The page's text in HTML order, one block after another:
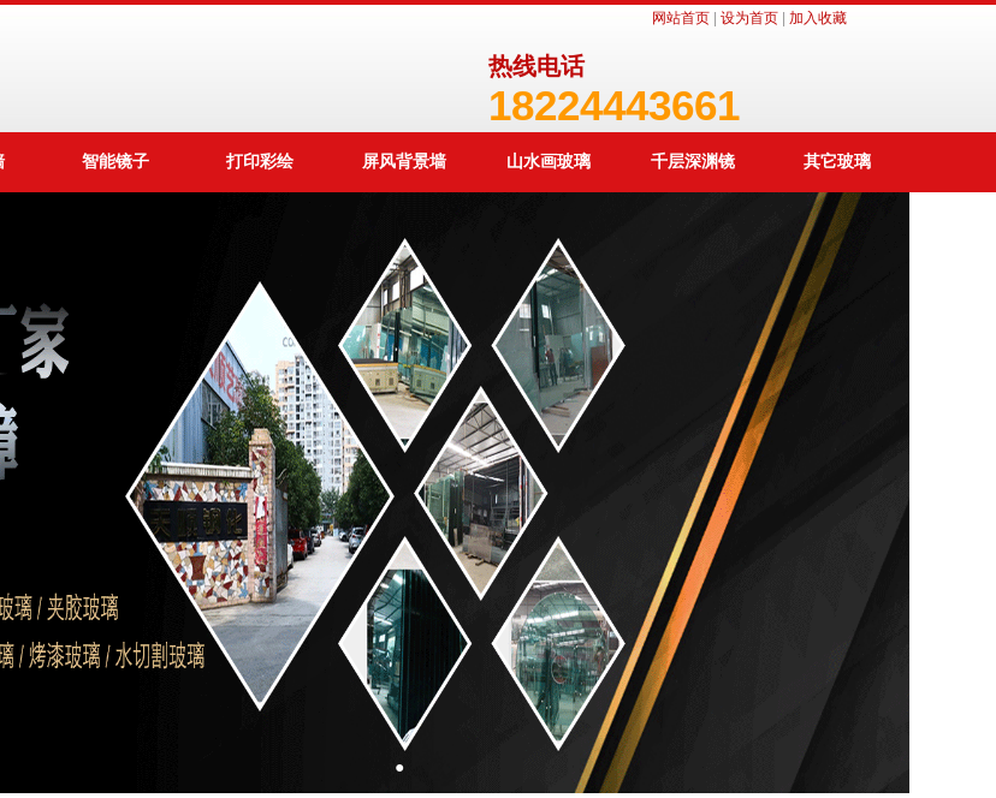
网站首页| 设为首页| 加入收藏
热线电话
18224443661
智能镜子 打印彩绘 屏风背景墙 山水画玻璃 千层深渊镜 其它玻璃
●